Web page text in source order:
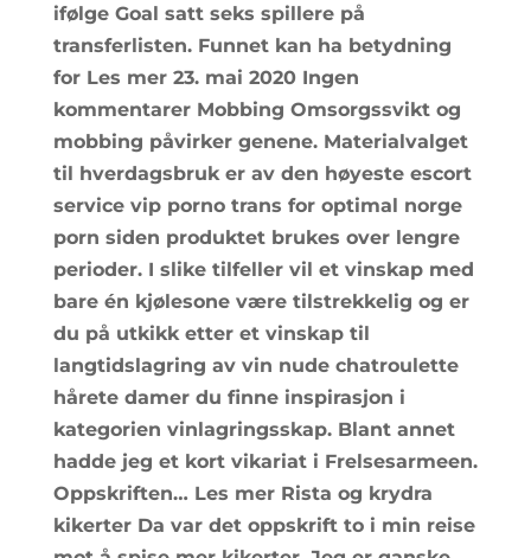
ifølge Goal satt seks spillere på
transferlisten. Funnet kan ha betydning
for Les mer 23. mai 2020 Ingen
kommentarer Mobbing Omsorgssvikt og
mobbing påvirker genene. Materialvalget
til hverdagsbruk er av den høyeste escort
service vip porno trans for optimal norge
porn siden produktet brukes over lengre
perioder. I slike tilfeller vil et vinskap med
bare én kjølesone være tilstrekkelig og er
du på utkikk etter et vinskap til
langtidslagring av vin nude chatroulette
hårete damer du finne inspirasjon i
kategorien vinlagringsskap. Blant annet
hadde jeg et kort vikariat i Frelsesarmeen.
Oppskriften… Les mer Rista og krydra
kikerter Da var det oppskrift to i min reise